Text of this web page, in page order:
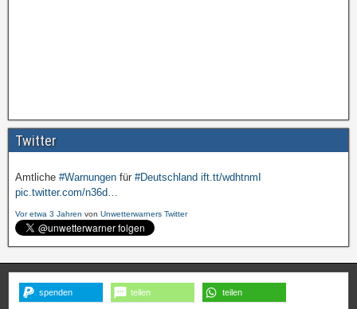
Twitter
pic.twitter.com/cmFX…
Vor etwa 3 Jahren
Amtliche #Warnungen für #Deutschland ift.tt/wdhtnmI
pic.twitter.com/n36d…
spenden teilen teilen